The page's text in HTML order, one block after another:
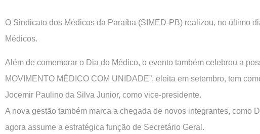
O Sindicato dos Médicos da Paraíba (SIMED-PB) realizou, no último
Médicos.
Além de comemorar o Dia do Médico, o evento também celebrou a
MOVIMENTO MÉDICO COM UNIDADE”, eleita em setembro, tem
Jocemir Paulino da Silva Junior, como vice-presidente.
A nova gestão também marca a chegada de novos integrantes, como
agora assume a estratégica função de Secretário Geral.